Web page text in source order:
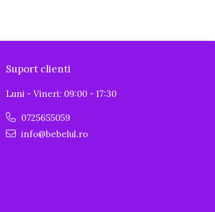
Suport clienti
Luni - Vineri: 09:00 - 17:30
0725655059
info@bebelul.ro